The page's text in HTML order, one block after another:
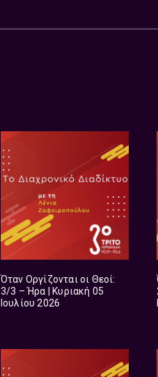
Όταν Οργίζονται οι Θεοί:
3/3 – Ήρα | Κυριακή 05
Ιουλίου 2026